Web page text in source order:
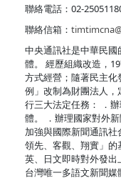
聯絡電話：02-
聯絡信箱：
中央通訊社是中華民
體。 經歷組織改造，
方式經營；隨著民主
例」改制為財團法人
行三大法定任務： ．
體。 ．辦理國家對外
加強與國際新聞通訊社
領先、客觀、翔實」的
英、日文即時對外發
台灣唯一多語文新聞媒